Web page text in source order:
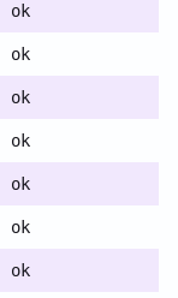
ok
ok
ok
ok
ok
ok
ok